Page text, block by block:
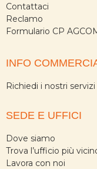
Contattaci
Reclamo
Formulario CP
INFO
Richiedi i nostri
SEDE E UFFICI
Dove siamo
Trova l’ufficio più
Lavora con noi